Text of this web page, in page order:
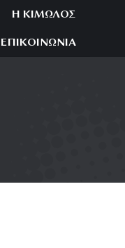
Η ΚΊΜΩΛΟΣ
ΕΠΙΚΟΙΝΩΝΊΑ